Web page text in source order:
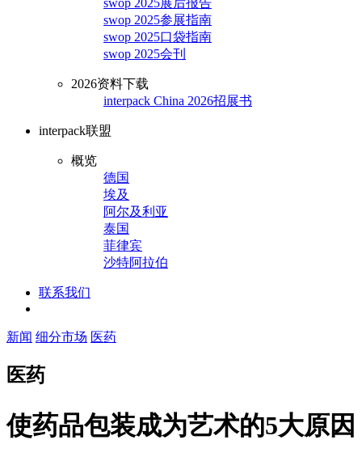
swop 2025展后报告
swop 2025参展指南
swop 2025口袋指南
swop 2025会刊
2026资料下载
interpack China 2026招展书
interpack联盟
概览
德国
埃及
阿尔及利亚
泰国
菲律宾
沙特阿拉伯
联系我们
新闻 细分市场 医药
医药
使药品包装成为艺术的5大原因